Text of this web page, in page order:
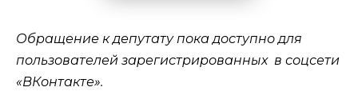
Обращение к депутату пока доступно для
пользователей зарегистрированных в соцсети
«ВКонтакте».